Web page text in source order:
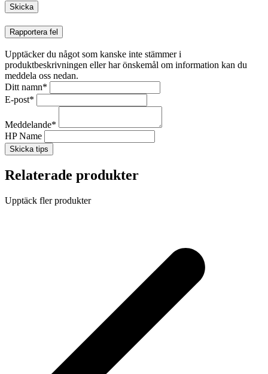
Rapportera fel
Upptäcker du något som kanske inte stämmer i
produktbeskrivningen eller har önskemål om information kan du
meddela oss nedan.
Ditt namn*
E-post*
Meddelande*
HP Name
Skicka tips
Relaterade produkter
Upptäck fler produkter